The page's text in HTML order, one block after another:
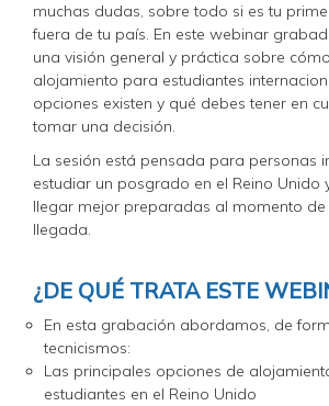
muchas dudas, sobre todo si es tu
fuera de tu país. En este webinar
una visión general y práctica sobre
alojamiento para estudiantes
opciones existen y qué debes tener en
tomar una decisión.
La sesión está pensada para personas
estudiar un posgrado en el Reino Unido
llegar mejor preparadas al momento
llegada.
¿DE QUÉ TRATA ESTE
En esta grabación abordamos, de
tecnicismos:
Las principales opciones de
estudiantes en el Reino Unido